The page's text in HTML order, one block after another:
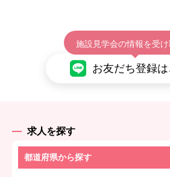
施設見学会の情報を受け
お友だち登録
求人を探す
都道府県から探す